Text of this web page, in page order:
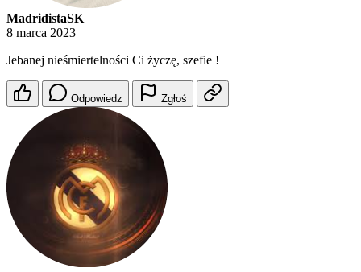
MadridistaSK
8 marca 2023
Jebanej nieśmiertelności Ci życzę, szefie !
Odpowiedz Zgłoś